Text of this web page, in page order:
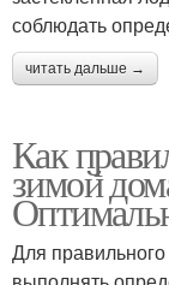
соблюдать
читать дальше →
Как
зимой
Для